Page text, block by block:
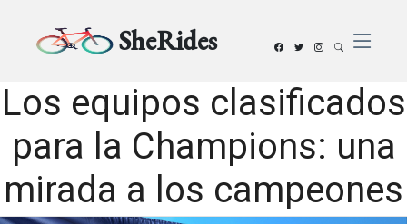
SheRides
Los equipos clasificados
para la Champions: una
mirada a los campeones